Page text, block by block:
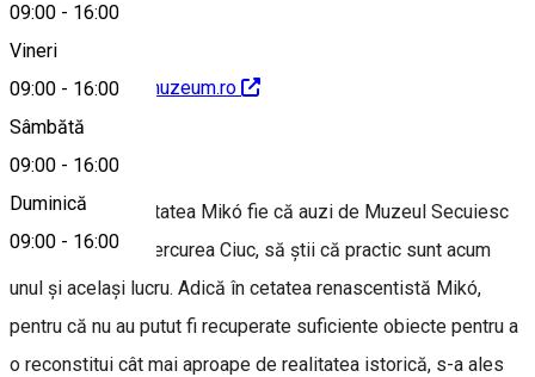
09:00 - 16:00
Vineri
09:00 - 16:00
Sâmbătă
09:00 - 16:00
Duminică
09:00 - 16:00
http://www.csikimuzeum.ro
Despre
Fie că auzi de Cetatea Mikó fie că auzi de Muzeul Secuiesc
al Ciucului, din Miercurea Ciuc, să știi că practic sunt acum
unul și același lucru. Adică în cetatea renascentistă Mikó,
pentru că nu au putut fi recuperate suficiente obiecte pentru a
o reconstitui cât mai aproape de realitatea istorică, s-a ales